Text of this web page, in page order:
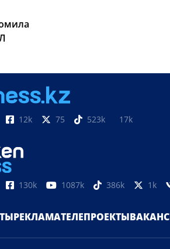
12k 75 523k 17k
130k 1087k 386k 1k
РЕКЛАМАТЕЛЕПРОЕКТЫ